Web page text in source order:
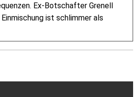
Ex-Botschafter Grenell
ist schlimmer als